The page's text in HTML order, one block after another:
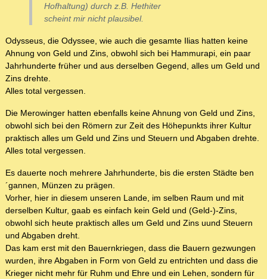
Hofhaltung) durch z.B. Hethiter
scheint mir nicht plausibel.
Odysseus, die Odyssee, wie auch die gesamte Ilias hatten keine
Ahnung von Geld und Zins, obwohl sich bei Hammurapi, ein paar
Jahrhunderte früher und aus derselben Gegend, alles um Geld und
Zins drehte.
Alles total vergessen.
Die Merowinger hatten ebenfalls keine Ahnung von Geld und Zins,
obwohl sich bei den Römern zur Zeit des Höhepunkts ihrer Kultur
praktisch alles um Geld und Zins und Steuern und Abgaben drehte.
Alles total vergessen.
Es dauerte noch mehrere Jahrhunderte, bis die ersten Städte ben
´gannen, Münzen zu prägen.
Vorher, hier in diesem unseren Lande, im selben Raum und mit
derselben Kultur, gaab es einfach kein Geld und (Geld-)-Zins,
obwohl sich heute praktisch alles um Geld und Zins uund Steuern
und Abgaben dreht.
Das kam erst mit den Bauernkriegen, dass die Bauern gezwungen
wurden, ihre Abgaben in Form von Geld zu entrichten und dass die
Krieger nicht mehr für Ruhm und Ehre und ein Lehen, sondern für